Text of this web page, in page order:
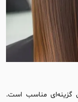
گزینه‌ای مناسب است.